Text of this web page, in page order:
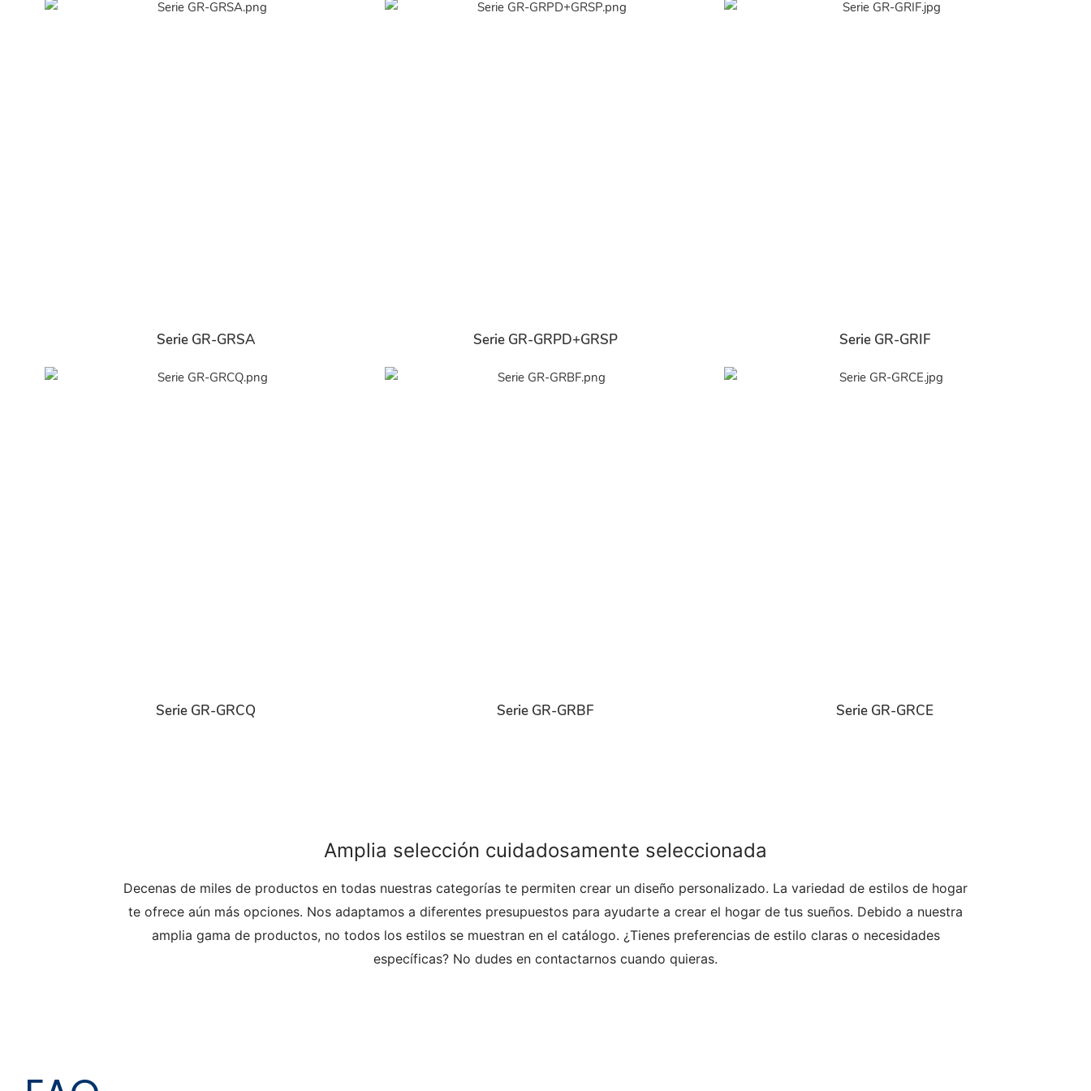
Serie GR-GRSA Serie GR-GRPD+GRSP Serie GR-GRIF
Serie GR-GRCQ Serie GR-GRBF Serie GR-GRCE
Amplia selección cuidadosamente seleccionada
Decenas de miles de productos en todas nuestras categorías te permiten crear un diseño personalizado. La variedad de estilos de hogar
te ofrece aún más opciones. Nos adaptamos a diferentes presupuestos para ayudarte a crear el hogar de tus sueños. Debido a nuestra
amplia gama de productos, no todos los estilos se muestran en el catálogo. ¿Tienes preferencias de estilo claras o necesidades
específicas? No dudes en contactarnos cuando quieras.